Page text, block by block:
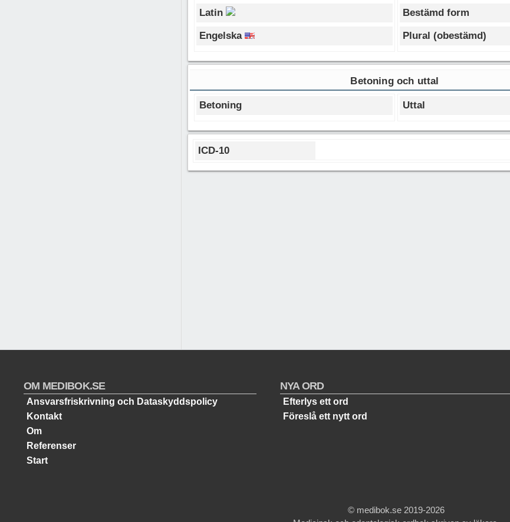
Latin
Engelska
Bestämd form
Plural (obestämd)
Betoning och uttal
Betoning Uttal
ICD-10
OM MEDIBOK.SE
Ansvarsfriskrivning och Dataskyddspolicy
Kontakt
Om
Referenser
Start
NYA ORD
Efterlys ett ord
Föreslå ett nytt ord
© medibok.se 2019-2026